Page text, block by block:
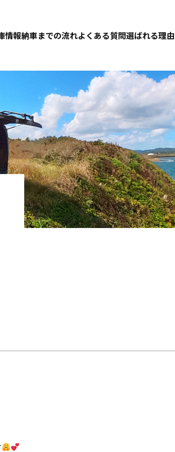
情報納車までの流れよくある質問選ばれる理由